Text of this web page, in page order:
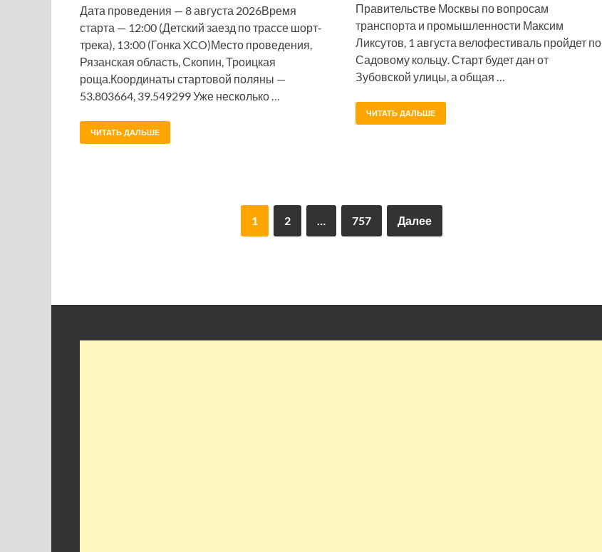
Дата проведения — 8 августа 2026Время
старта — 12:00 (Детский заезд по трассе шорт-
трека), 13:00 (Гонка XCO)Место проведения,
Рязанская область, Скопин, Троицкая
роща.Координаты стартовой поляны —
53.803664, 39.549299 Уже несколько …
ЧИТАТЬ ДАЛЬШЕ
Правительстве Москвы по вопросам
транспорта и промышленности Максим
Ликсутов, 1 августа велофестиваль пройдет по
Садовому кольцу. Старт будет дан от
Зубовской улицы, а общая …
ЧИТАТЬ ДАЛЬШЕ
1 2 757 Далее